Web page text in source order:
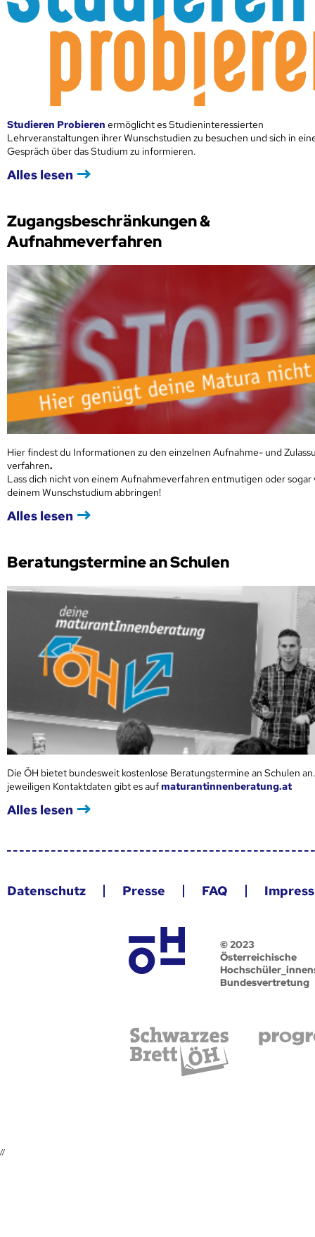
Studieren Probieren ermöglicht es Studieninteressierten
Lehrveranstaltungen ihrer Wunschstudien zu besuchen und sich in
Gespräch über das Studium zu informieren.
Alles lesen
Zugangsbeschränkungen &
Aufnahmeverfahren
Hier findest du Informationen zu den einzelnen Aufnahme- und
verfahren.
Lass dich nicht von einem Aufnahmeverfahren entmutigen oder sogar
deinem Wunschstudium abbringen!
Alles lesen
Beratungstermine an Schulen
Die ÖH bietet bundesweit kostenlose Beratungstermine an Schulen
jeweiligen Kontaktdaten gibt es aufmaturantinnenberatung.at
Alles lesen
Datenschutz Presse FAQ
© 2023
Österreichische
Bundesvertretung
//